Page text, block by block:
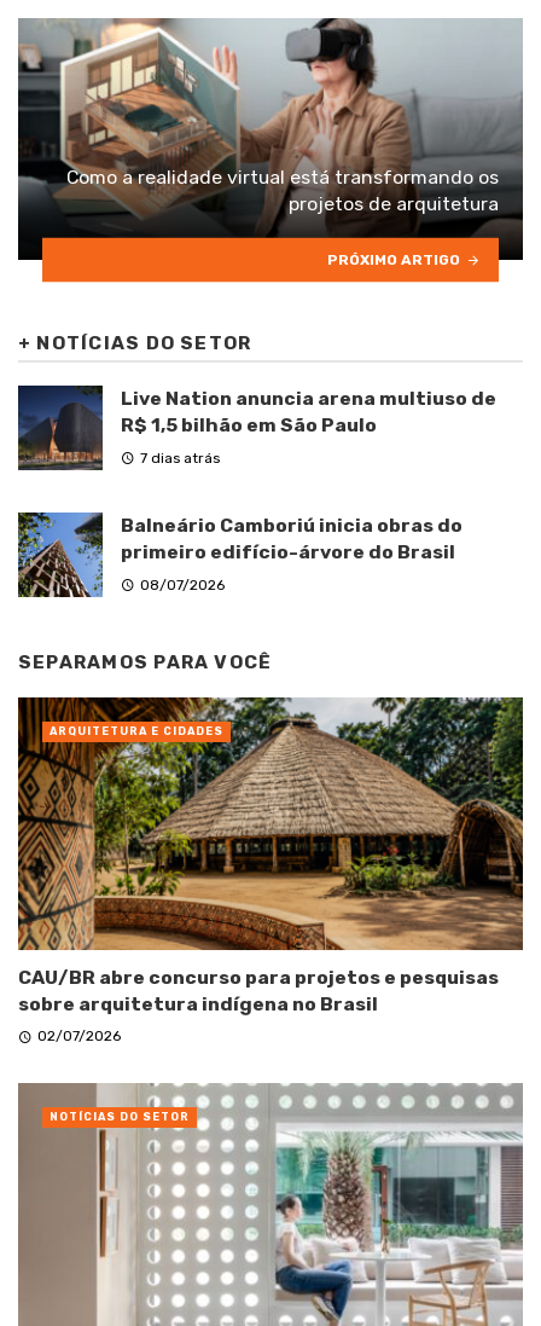
Como a realidade virtual está transformando os
projetos de arquitetura
PRÓXIMO ARTIGO
+ NOTÍCIAS DO SETOR
Live Nation anuncia arena multiuso de
R$ 1,5 bilhão em São Paulo
7 dias atrás
Balneário Camboriú inicia obras do
primeiro edifício-árvore do Brasil
08/07/2026
SEPARAMOS PARA VOCÊ
CAU/BR abre concurso para projetos e pesquisas
sobre arquitetura indígena no Brasil
02/07/2026
ARQUITETURA E CIDADES
NOTÍCIAS DO SETOR